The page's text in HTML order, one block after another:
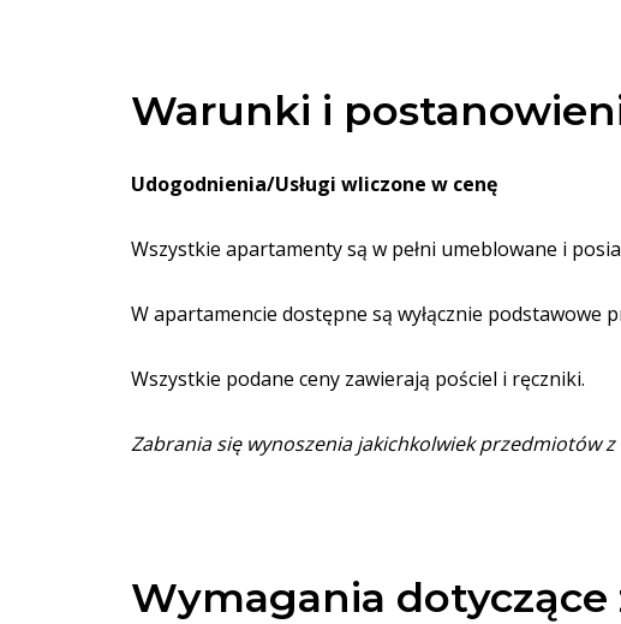
Warunki i
Udogodnienia/Usługi wliczone w cenę
Wszystkie apartamenty są w pełni umeblowane i
W apartamencie dostępne są wyłącznie podstawowe
Wszystkie podane ceny zawierają pościel i ręczniki.
Zabrania się wynoszenia jakichkolwiek przedmiotów
Wymagania